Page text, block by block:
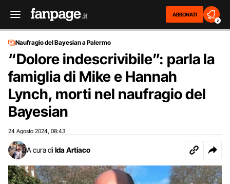
ABBONATI
2
Naufragio del Bayesian a Palermo
“Dolore indescrivibile”: parla la
famiglia di Mike e Hannah
Lynch, morti nel naufragio del
Bayesian
24 Agosto 2024 08:43
A cura di Ida Artiaco